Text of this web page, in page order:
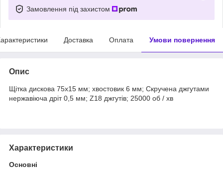
Замовлення під захистом
Доставка Оплата Умови повернення
Опис
Щітка дискова 75х15 мм; хвостовик 6 мм; Скручена джгутами
нержавіюча дріт 0,5 мм; Z18 джгутів; 25000 об / хв
Характеристики
Основні